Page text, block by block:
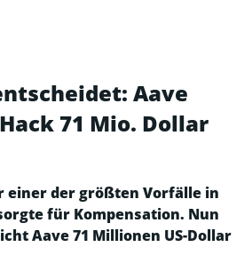
Aave
71 Mio. Dollar
einer der größten Vorfälle in
für Kompensation. Nun
Aave 71 Millionen US-Dollar